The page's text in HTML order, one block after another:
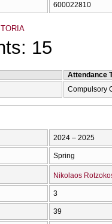
600022810
15
Attendance
Compulsory
2024 – 2025
Spring
Nikolaos
3
39